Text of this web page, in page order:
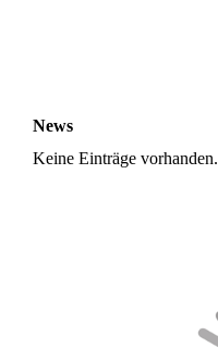
News
Keine Einträge vorhanden.